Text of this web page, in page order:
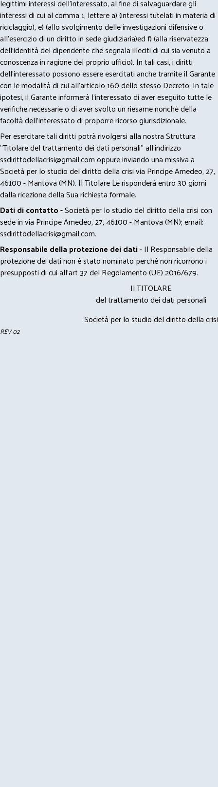
legittimi interessi dell’interessato, al fine di salvaguardare gli
interessi di cui al comma 1, lettere a) (interessi tutelati in materia di
riciclaggio), e) (allo svolgimento delle investigazioni difensive o
all’esercizio di un diritto in sede giudiziaria)ed f) (alla riservatezza
dell’identità del dipendente che segnala illeciti di cui sia venuto a
conoscenza in ragione del proprio ufficio). In tali casi, i diritti
dell’interessato possono essere esercitati anche tramite il Garante
con le modalità di cui all’articolo 160 dello stesso Decreto. In tale
ipotesi, il Garante informerà l’interessato di aver eseguito tutte le
verifiche necessarie o di aver svolto un riesame nonché della
facoltà dell’interessato di proporre ricorso giurisdizionale.
Per esercitare tali diritti potrà rivolgersi alla nostra Struttura
"Titolare del trattamento dei dati personali" all'indirizzo
ssdirittodellacrisi@gmail.comoppure inviando una missiva a
Società per lo studio del diritto della crisi via Principe Amedeo, 27,
46100 - Mantova (MN). Il Titolare Le risponderà entro 30 giorni
dalla ricezione della Sua richiesta formale.
Dati di contatto -Società per lo studio del diritto della crisi con
sede in via Principe Amedeo, 27, 46100 - Mantova (MN); email:
ssdirittodellacrisi@gmail.com.
Responsabile della protezione dei dati- Il Responsabile della
protezione dei dati non è stato nominato perché non ricorrono i
presupposti di cui all’art 37 del Regolamento (UE) 2016/679.
Il TITOLARE
del trattamento dei dati personali
Società per lo studio del diritto della crisi
REV 02